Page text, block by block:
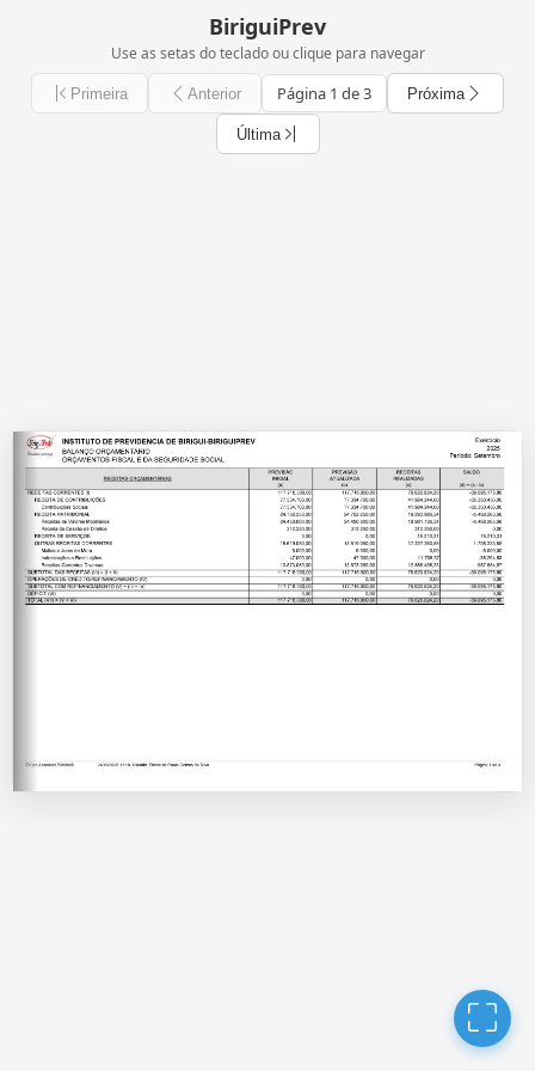
BiriguiPrev
Use as setas do teclado ou clique para navegar
Primeira Anterior Página 1 de 3 Próxima
Última